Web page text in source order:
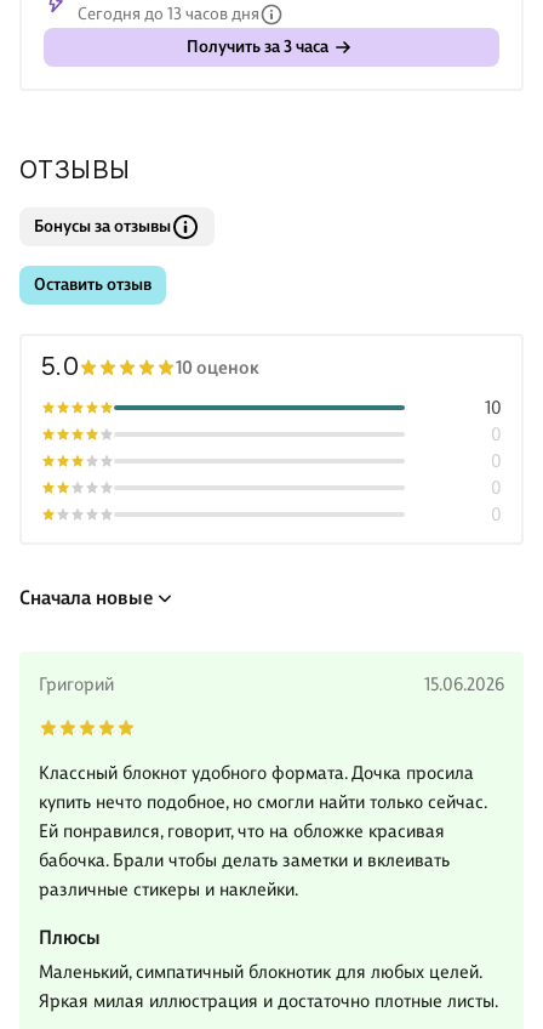
Сегодня до 13 часов дня
Получить за 3 часа
ОТЗЫВЫ
Бонусы за отзывы
Оставить отзыв
5.0 10 оценок
0
0
0
0
10
Сначала новые
Григорий 15.06.2026
Классный блокнот удобного формата. Дочка просила
купить нечто подобное, но смогли найти только сейчас.
Ей понравился, говорит, что на обложке красивая
бабочка. Брали чтобы делать заметки и вклеивать
различные стикеры и наклейки.
Плюсы
Маленький, симпатичный блокнотик для любых целей.
Яркая милая иллюстрация и достаточно плотные листы.